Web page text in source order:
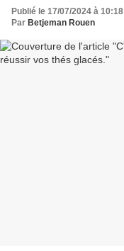
Publié le 17/07/2024 à 10:18
Par Betjeman Rouen